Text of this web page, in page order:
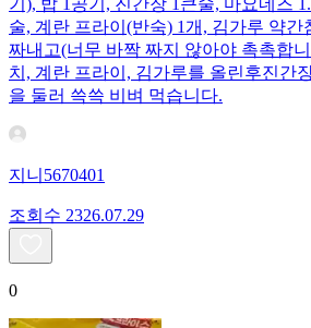
기), 밥 1공기, 진간장 1큰술, 마요네즈
술, 계란 프라이(반숙) 1개, 김가루 약간
짜내고(너무 바짝 짜지 않아야 촉촉합
치, 계란 프라이, 김가루를 올린후 ​진간
을 둘러 쓱쓱 비벼 먹습니다.
지니5670401
조회수 2326.07.29
0